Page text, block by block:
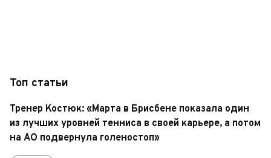
Топ статьи
Тренер Костюк: «Марта в Брисбене показала один
из лучших уровней тенниса в своей карьере, а потом
на AO подвернула голеностоп»